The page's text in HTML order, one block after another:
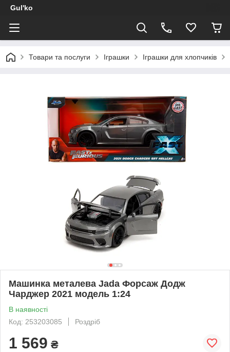
Gul'ko
Товари та послуги Іграшки Іграшки для хлопчиків
Машинка металева Jada Форсаж Додж
Чарджер 2021 модель 1:24
В наявності
Код: 253203085
Роздріб
1 569 ₴